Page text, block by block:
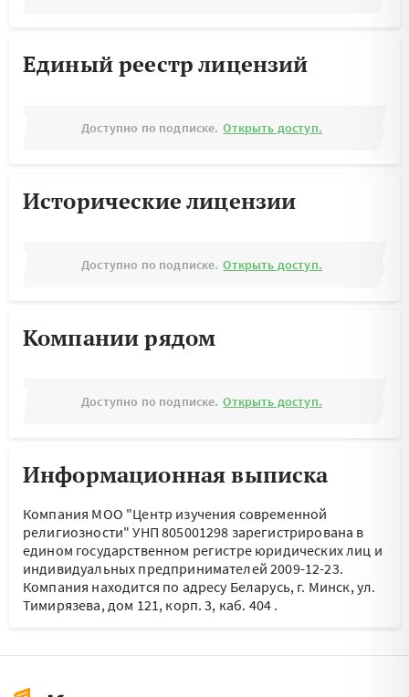
Единый реестр лицензий
Доступно по подписке. Открыть доступ.
Исторические лицензии
Доступно по подписке. Открыть доступ.
Компании рядом
Доступно по подписке. Открыть доступ.
Информационная выписка
Компания МОО "Центр изучения современной
религиозности" УНП 805001298 зарегистрирована в
едином государственном регистре юридических лиц и
индивидуальных предпринимателей 2009-12-23.
Компания находится по адресу Беларусь, г. Минск, ул.
Тимирязева, дом 121, корп. 3, каб. 404 .